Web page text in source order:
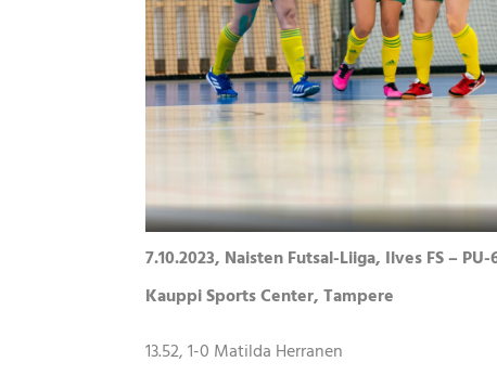
7.10.2023, Naisten Futsal-Liiga, Ilves FS – PU-
Kauppi Sports Center, Tampere
13.52, 1-0 Matilda Herranen